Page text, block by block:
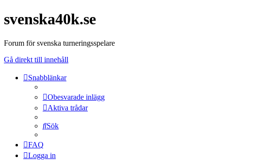
svenska40k.se
Forum för svenska turneringsspelare
Gå direkt till innehåll
Snabblänkar
Obesvarade inlägg
Aktiva trådar
Sök
FAQ
Logga in